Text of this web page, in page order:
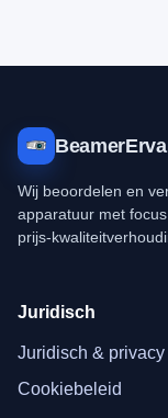
Wij beoordelen en
apparatuur met
prijs-
Juridisch
Juridisch & privacy
Cookiebeleid